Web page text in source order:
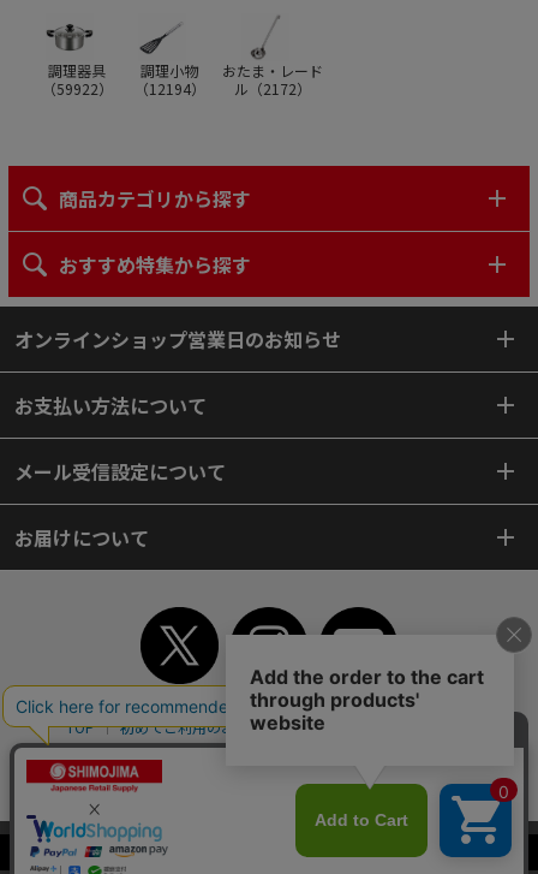
当サイトはクッキー（Cookie）を使用しています。Cookieの使用に同意いた
調理器具
（59922）
調理小物
（12194）
おたま・レード
ル（2172）
商品カテゴリから探す
おすすめ特集から探す
オンラインショップ営業日のお知らせ
お支払い方法について
メール受信設定について
お届けについて
TOP 初めてご利用のお客様へ ご利用案内
個人情報保護方針
よくあるご質問
サイトマップ
WEBカタログ
Copyright© 2018 SHIMOJIMA Co.,Ltd. All Rights Reserved.